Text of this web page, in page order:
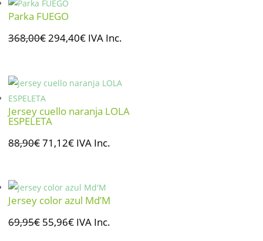
Parka FUEGO
368,00€ El
era:
294,40€El
es:
IVA Inc.
Jersey cuello naranja LOLA
ESPELETA
88,90€El
era:
88,90€.
71,12€El
es:
71,12€.
IVA Inc.
Jersey color azul Md’M
69,95€ El
55,96€ElIVA Inc.